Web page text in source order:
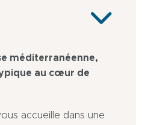
méditerranéenne,
au cœur de
accueille dans une